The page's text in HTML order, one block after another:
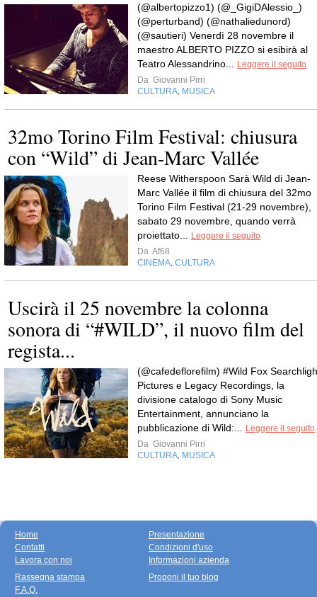
(@albertopizzo1) (@_GigiDAlessio_)
(@perturband) (@nathaliedunord)
(@sautieri) Venerdì 28 novembre il
maestro ALBERTO PIZZO si esibirà al
Teatro Alessandrino...
Leggere il seguito
Da Giovanni Pirri
CULTURA MUSICA
32mo Torino Film Festival: chiusura
con “Wild” di Jean-Marc Vallée
Reese Witherspoon Sarà Wild di Jean-
Marc Vallée il film di chiusura del 32mo
Torino Film Festival (21-29 novembre),
sabato 29 novembre, quando verrà
proiettato...
Leggere il seguito
Da Af68
CINEMA CULTURA
Uscirà il 25 novembre la colonna
sonora di “#WILD”, il nuovo film del
regista...
(@cafedeflorefilm) #Wild Fox
Pictures e Legacy Recordings, la
divisione catalogo di Sony Music
Entertainment, annunciano la
pubblicazione di Wild:...
Leggere il seguito
Da Giovanni Pirri
CULTURA MUSICA
Home
Contatti
Lavora con noi
Presentazione
Condizioni d'uso
Informazioni azienda
Rassegna stampa
F.A.Q.
Proponi il tuo blog